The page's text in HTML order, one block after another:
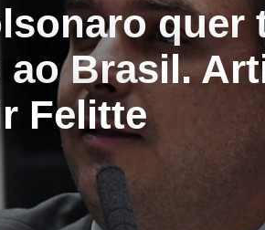
quer
Brasil.
Felitte